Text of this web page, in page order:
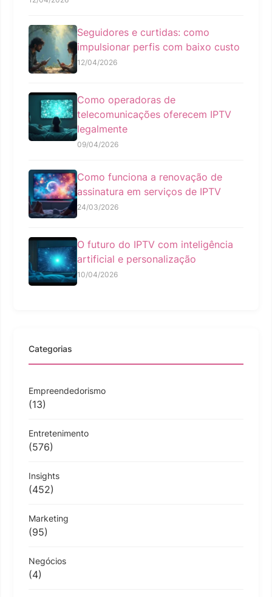
Seguidores e curtidas: como
impulsionar perfis com baixo custo
12/04/2026
Como operadoras de
telecomunicações oferecem IPTV
legalmente
09/04/2026
Como funciona a renovação de
assinatura em serviços de IPTV
24/03/2026
O futuro do IPTV com inteligência
artificial e personalização
10/04/2026
Categorias
Empreendedorismo
(13)
Entretenimento
(576)
Insights
(452)
Marketing
(95)
Negócios
(4)